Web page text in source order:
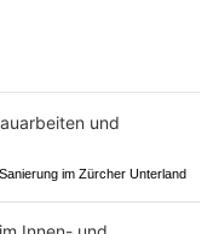
im Zürcher Unterland